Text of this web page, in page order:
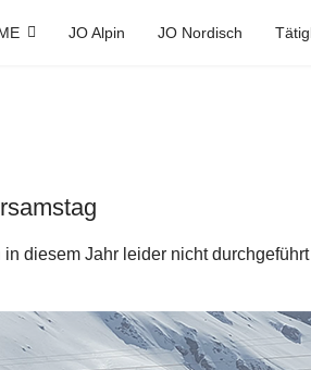
JO Alpin JO Nordisch
diesem Jahr leider nicht